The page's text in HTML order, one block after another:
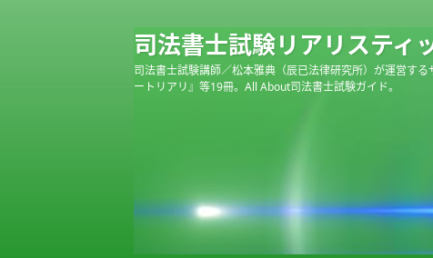
司法書士試験リアリスティ
司法書士試験講師／松本雅典（辰已法律研究所）が運営す
ートリアリ』等19冊。All About司法書士試験ガイド。